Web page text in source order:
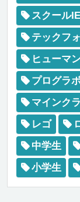
スクールIE
テックフ
ヒューマ
プログラ
マインク
レゴ
中学生
小学生